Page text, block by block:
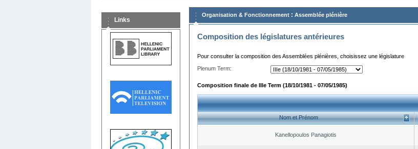
Links
Organisation & Fonctionnement : Assemblée plénière
Composition des législatures antérieures
Pour consulter la composition des Assemblées plénières, choisissez une législature
Plenum Term:
Composition finale de IIIe Term (18/10/1981 - 07/05/1985)
Nom et Prénom
Kanellopoulos Panagiotis